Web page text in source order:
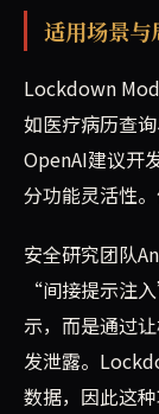
适用场景与
Lockdown
如医疗病历查
OpenAI建议开
分功能灵活性
安全研究团队
“间接提示注
示，而是通过
发泄露。
数据，因此这